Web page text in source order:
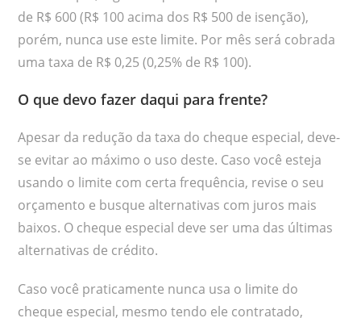
de R$ 600 (R$ 100 acima dos R$ 500 de isenção),
porém, nunca use este limite. Por mês será cobrada
uma taxa de R$ 0,25 (0,25% de R$ 100).
O que devo fazer daqui para frente?
Apesar da redução da taxa do cheque especial, deve-
se evitar ao máximo o uso deste. Caso você esteja
usando o limite com certa frequência, revise o seu
orçamento e busque alternativas com juros mais
baixos. O cheque especial deve ser uma das últimas
alternativas de crédito.
Caso você praticamente nunca usa o limite do
cheque especial, mesmo tendo ele contratado,